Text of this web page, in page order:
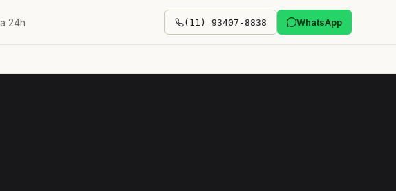
24h (11) 93407-8838 WhatsApp